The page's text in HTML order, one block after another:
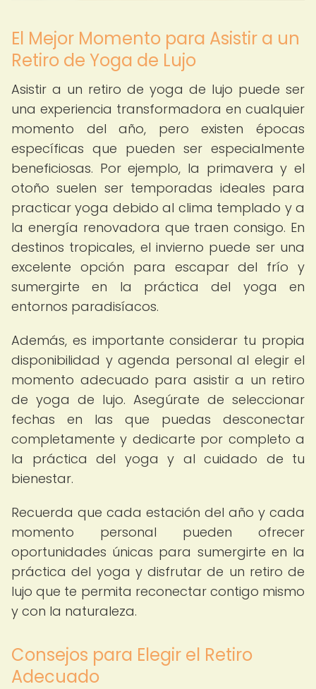
El Mejor Momento para Asistir a un
Retiro de Yoga de Lujo
Asistir a un retiro de yoga de lujo puede ser
una experiencia transformadora en cualquier
momento del año, pero existen épocas
específicas que pueden ser especialmente
beneficiosas. Por ejemplo, la primavera y el
otoño suelen ser temporadas ideales para
practicar yoga debido al clima templado y a
la energía renovadora que traen consigo. En
destinos tropicales, el invierno puede ser una
excelente opción para escapar del frío y
sumergirte en la práctica del yoga en
entornos paradisíacos.
Además, es importante considerar tu propia
disponibilidad y agenda personal al elegir el
momento adecuado para asistir a un retiro
de yoga de lujo. Asegúrate de seleccionar
fechas en las que puedas desconectar
completamente y dedicarte por completo a
la práctica del yoga y al cuidado de tu
bienestar.
Recuerda que cada estación del año y cada
momento personal pueden ofrecer
oportunidades únicas para sumergirte en la
práctica del yoga y disfrutar de un retiro de
lujo que te permita reconectar contigo mismo
y con la naturaleza.
Consejos para Elegir el Retiro
Adecuado